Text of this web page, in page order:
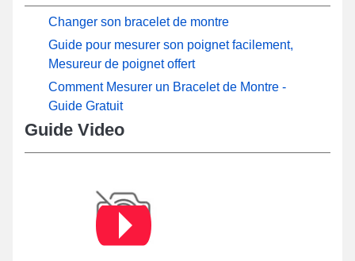
Changer son bracelet de montre
Guide pour mesurer son poignet facilement,
Mesureur de poignet offert
Comment Mesurer un Bracelet de Montre -
Guide Gratuit
Guide Video